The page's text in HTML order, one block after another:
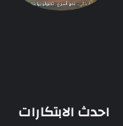
احدث الابتكارات